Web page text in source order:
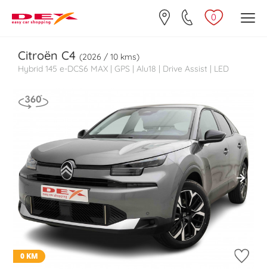
0
Citroën C4 (2026 / 10 kms)
Hybrid 145 e-DCS6 MAX | GPS | Alu18 | Drive Assist | LED
0 KM